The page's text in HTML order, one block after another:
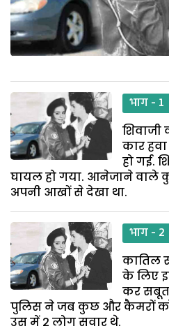
भाग - 1
शिवाजी
कार
हो गई.
घायल हो गया. आनेजाने वाले
अपनी आखों से देखा था.
भाग - 2
कातिल
के लिए
कर सबूत
पुलिस ने जब कुछ और कैमरों
उस में 2 लोग सवार थे.